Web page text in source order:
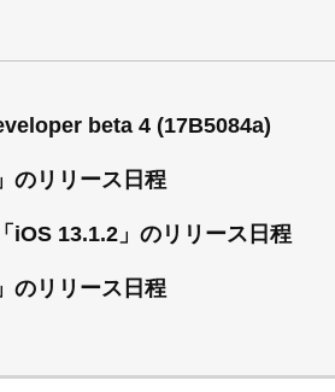
beta 4 (17B5084a)
のリリース日程
iOS 13.1.2」のリリース日程
のリリース日程